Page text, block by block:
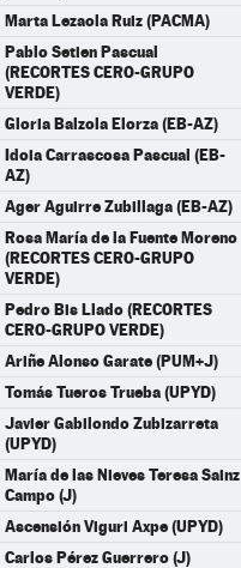
Marta Lezaola Ruiz (PACMA)
Pablo Setien Pascual
(RECORTES CERO-GRUPO
VERDE)
Gloria Balzola Elorza (EB-AZ)
Idoia Carrascosa Pascual (EB-
AZ)
Ager Aguirre Zubillaga (EB-AZ)
Rosa María de la Fuente Moreno
(RECORTES CERO-GRUPO
VERDE)
Pedro Bis Llado (RECORTES
CERO-GRUPO VERDE)
Ariñe Alonso Garate (PUM+J)
Tomás Tueros Trueba (UPYD)
Javier Gabilondo Zubizarreta
(UPYD)
María de las Nieves Teresa Sainz
Campo (J)
Ascensión Viguri Axpe (UPYD)
Carlos Pérez Guerrero (J)